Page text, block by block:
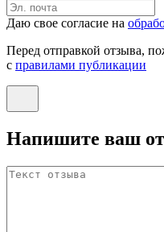
Даю свое согласие на
Перед отправкой отзыва,
с правилами публикации
Напишите ваш